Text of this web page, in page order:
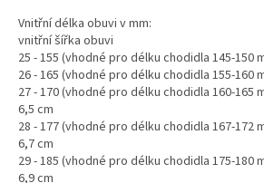
Vnitřní délka obuvi v mm: /
vnitřní šířka obuvi
25 - 155 (vhodné pro délku chodidla 145-150
26 - 165 (vhodné pro délku chodidla 155-160
27 - 170 (vhodné pro délku chodidla 160-
6,5 cm
28 - 177 (vhodné pro délku chodidla 167-
6,7 cm
29 - 185 (vhodné pro délku chodidla 175-
6,9 cm